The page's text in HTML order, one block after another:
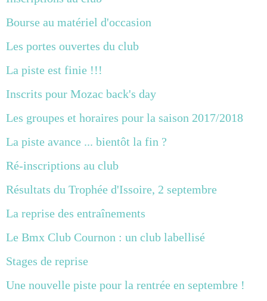
Bourse au matériel d'occasion
Les portes ouvertes du club
La piste est finie !!!
Inscrits pour Mozac back's day
Les groupes et horaires pour la saison 2017/2018
La piste avance ... bientôt la fin ?
Ré-inscriptions au club
Résultats du Trophée d'Issoire, 2 septembre
La reprise des entraînements
Le Bmx Club Cournon : un club labellisé
Stages de reprise
Une nouvelle piste pour la rentrée en septembre !